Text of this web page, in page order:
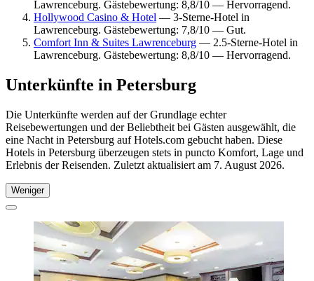
Lawrenceburg. Gästebewertung: 8,8/10 — Hervorragend.
Hollywood Casino & Hotel — 3-Sterne-Hotel in
Lawrenceburg. Gästebewertung: 7,8/10 — Gut.
Comfort Inn & Suites Lawrenceburg — 2.5-Sterne-Hotel in
Lawrenceburg. Gästebewertung: 8,8/10 — Hervorragend.
Unterkünfte in Petersburg
Die Unterkünfte werden auf der Grundlage echter
Reisebewertungen und der Beliebtheit bei Gästen ausgewählt, die
eine Nacht in Petersburg auf Hotels.com gebucht haben. Diese
Hotels in Petersburg überzeugen stets in puncto Komfort, Lage und
Erlebnis der Reisenden. Zuletzt aktualisiert am 7. August 2026.
Weniger